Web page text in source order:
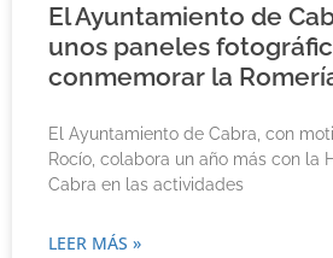
El Ayuntamiento de
unos paneles
conmemorar la
El Ayuntamiento de Cabra, con
Rocío, colabora un año más con la
Cabra en las actividades
LEER MÁS »